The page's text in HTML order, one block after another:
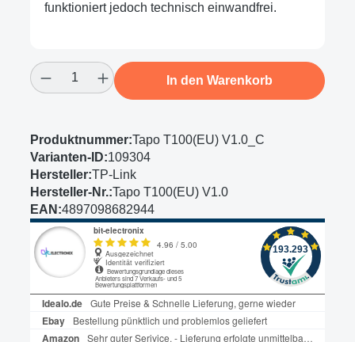
funktioniert jedoch technisch einwandfrei.
Produkt Anzahl: Gib den gewünschten
In den Warenkorb
Produktnummer:Tapo T100(EU) V1.0_C
Varianten-ID:109304
Hersteller:TP-Link
Hersteller-Nr.:Tapo T100(EU) V1.0
EAN:4897098682944